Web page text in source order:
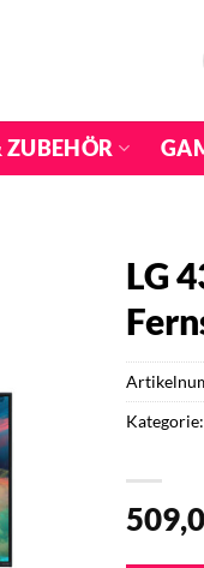
ZUBEHÖR
LG
Kategorie: